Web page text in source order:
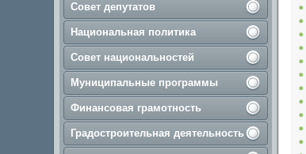
Совет депутатов
Национальная политика
Совет национальностей
Муниципальные программы
Финансовая грамотность
Градостроительная деятельность